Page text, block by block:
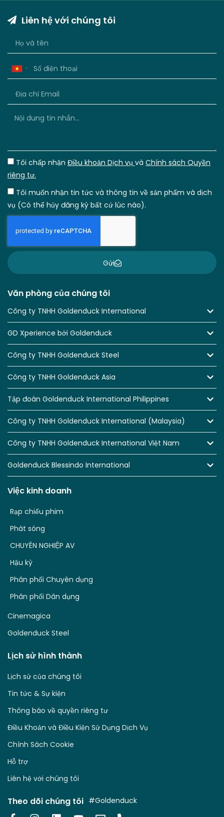
Văn phòng của chúng tôi
Công ty TNHH Goldenduck International
GD Xperience bởi Goldenduck
Công ty TNHH Goldenduck Steel
Công ty TNHH Goldenduck Asia
Tập đoàn Goldenduck International Philippines
Công ty TNHH Goldenduck International (Malaysia)
Công ty TNHH Goldenduck International Việt Nam
Goldenduck Blessindo International
Việc kinh doanh
Phân phối Dân dụng
Phân phối Chuyên dụng
Hậu kỳ
CHUYÊN NGHIỆP AV
Phát sóng
Rạp chiếu phim
Cinemagica
Goldenduck Steel
Lịch sử hình thành
Lịch sử của chúng tôi
Tin tức & Sự kiện
Thông báo về quyền riêng tư
Điều Khoản và Điều Kiện Sử Dụng Dịch Vụ
Chính Sách Cookie
Hỗ trợ
Liên hệ với chúng tôi
Theo dõi chúng tôi #Goldenduck
Liên hệ với chúng tôi
Vietnam
Tôi chấp nhận Điều khoản Dịch vụ và Chính sách Quyền
riêng tư.
Tôi muốn nhận tin tức và thông tin về sản phẩm và dịch
vụ (Có thể hủy đăng ký bất cứ lúc nào).
Gửi